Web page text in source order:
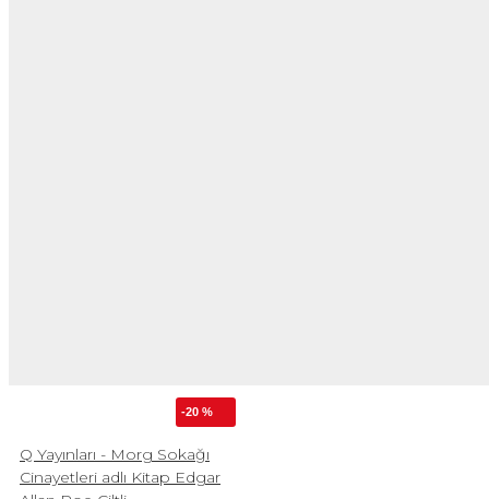
-20 %
Q Yayınları - Morg Sokağı
Cinayetleri adlı Kitap Edgar